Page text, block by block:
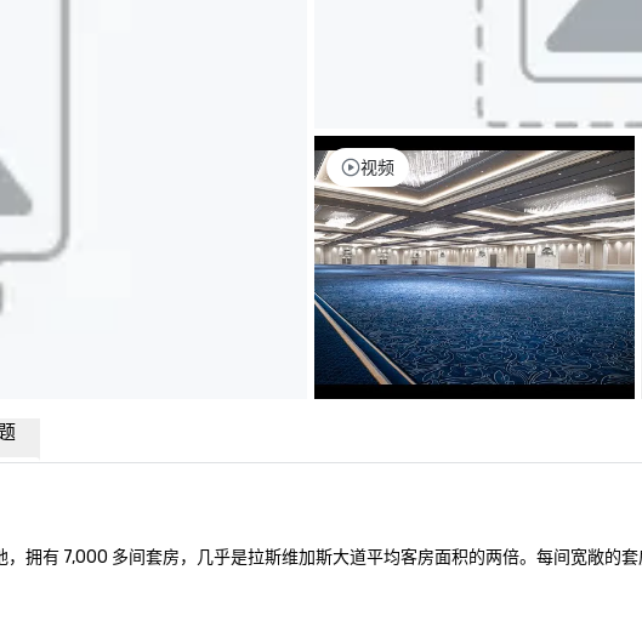
视频
拥有 7,000 多间套房，几乎是拉斯维加斯大道平均客房面积的两倍。每间宽敞的